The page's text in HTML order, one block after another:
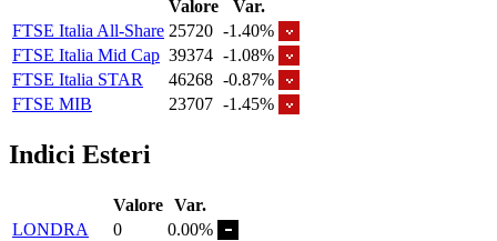
Valore
Var.
FTSE Italia All-Share 25720 -1.40%
FTSE Italia Mid Cap 39374 -1.08%
FTSE Italia STAR
46268 -0.87%
FTSE MIB
23707 -1.45%
Indici Esteri
Valore Var.
LONDRA
0
0.00%